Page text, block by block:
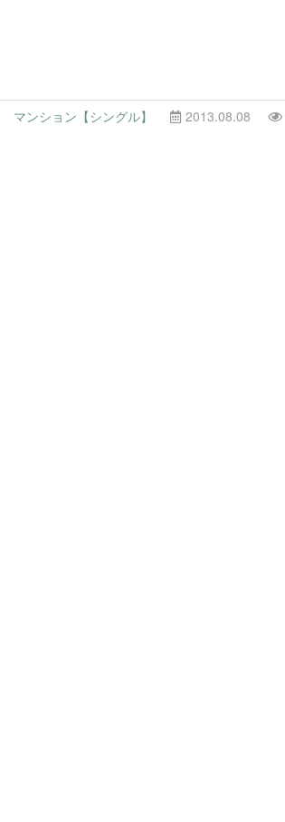
マンション【シングル】 2013.08.08